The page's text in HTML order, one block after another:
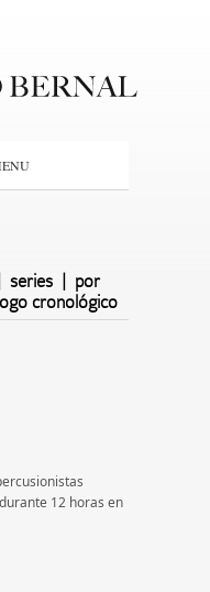
series
por
cronológico
12 horas en